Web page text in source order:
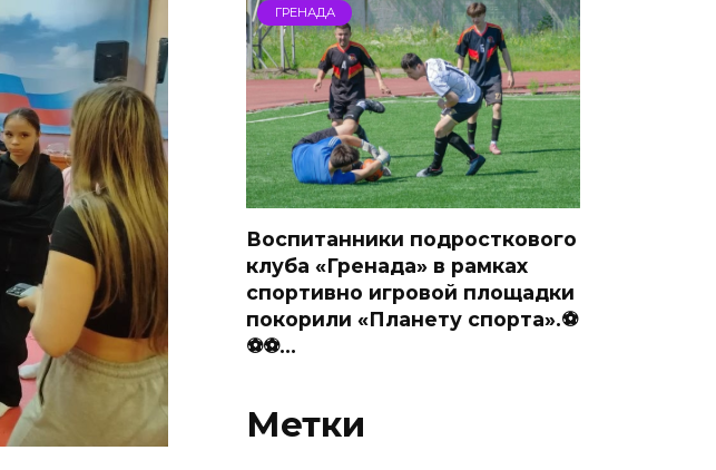
ГРЕНАДА
Воспитанники подросткового
клуба «Гренада» в рамках
спортивно игровой площадки
покорили «Планету спорта».⚽
⚽⚽…
Метки